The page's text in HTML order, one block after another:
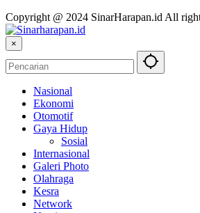
Copyright @ 2024 SinarHarapan.id All
×
Nasional
Ekonomi
Otomotif
Gaya Hidup
Sosial
Internasional
Galeri Photo
Olahraga
Kesra
Network